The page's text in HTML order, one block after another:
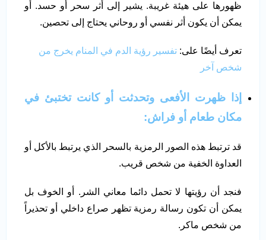
ظهورها على هيئة غريبة. يشير إلى أثر سحر أو حسد. أو
يمكن أن يكون أثر نفسي أو روحاني يحتاج إلى تحصين.
تعرف أيضًا على: تفسير رؤية الدم في المنام يخرج من
شخص آخر
إذا ظهرت الأفعى وتحدثت أو كانت تختبئ في
مكان طعام أو فراش:
قد ترتبط هذه الصور الرمزية بالسحر الذي يرتبط بالأكل أو
العداوة الخفية من شخص قريب.
فنجد أن رؤيتها لا تحمل دائما معاني الشر. أو الخوف بل
يمكن أن تكون رسالة رمزية تظهر صراع داخلي أو تحذيراً
من شخص ماكر.